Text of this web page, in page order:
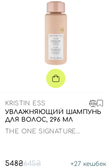
KRISTIN ESS
УВЛАЖНЯЮЩИЙ ШАМПУНЬ
ДЛЯ ВОЛОС, 296 МЛ
THE ONE SIGNATURE
548₴645₴ +27 кешбек